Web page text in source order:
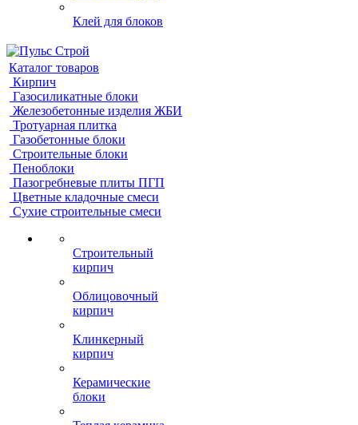
Клей для блоков
Каталог товаров
Кирпич
Газосиликатные блоки
Железобетонные изделия ЖБИ
Тротуарная плитка
Газобетонные блоки
Строительные блоки
Пеноблоки
Пазогребневые плиты ПГП
Цветные кладочные смеси
Сухие строительные смеси
Строительный
кирпич
Облицовочный
кирпич
Клинкерный
кирпич
Керамические
блоки